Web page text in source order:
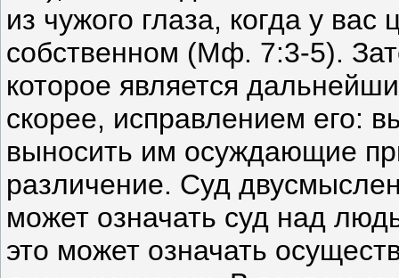
из чужого глаза, когда у
собственном (Мф. 7:3-5).
которое является
скорее, исправлением его:
выносить им осуждающие
различение. Суд
может означать суд над
это может означать